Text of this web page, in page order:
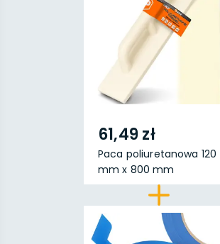
61,49 zł
Paca poliuretanowa 120
mm x 800 mm